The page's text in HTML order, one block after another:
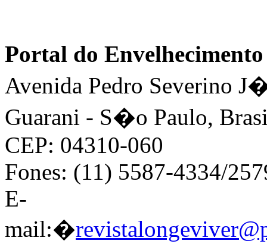
Portal do
Avenida Pedro Severino
Guarani - S�o Paulo,
CEP: 04310-060
Fones: (11) 5587-4334/
E-
mail:�